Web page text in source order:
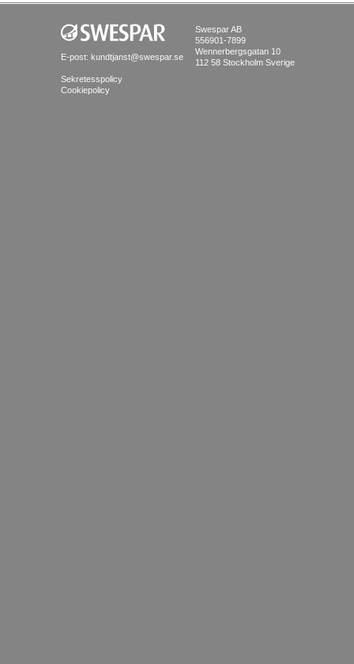
E-post: kundtjanst@swespar.se
Sekretesspolicy
Cookiepolicy
Swespar AB
556901-7899
Wennerbergsgatan 10
112 58 Stockholm Sverige